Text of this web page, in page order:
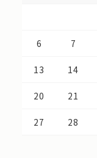
6 7
13 14
20 21
27 28